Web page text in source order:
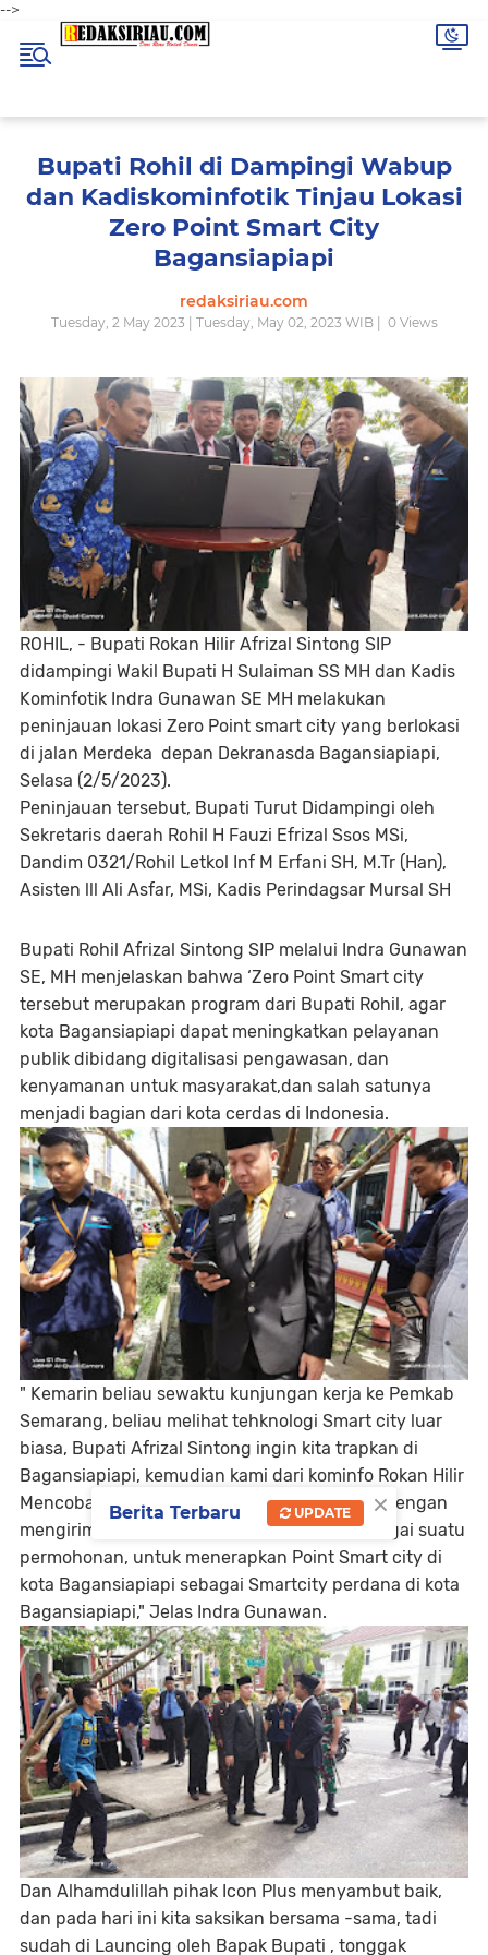
-->
Bupati Rohil di Dampingi Wabup
dan Kadiskominfotik Tinjau Lokasi
Zero Point Smart City
Bagansiapiapi
redaksiriau.com
Tuesday, 2 May 2023 | Tuesday, May 02, 2023 WIB | 0Views
ROHIL, - Bupati Rokan Hilir Afrizal Sintong SIP
didampingi Wakil Bupati H Sulaiman SS MH dan Kadis
Kominfotik Indra Gunawan SE MH melakukan
peninjauan lokasi Zero Point smart city yang berlokasi
di jalan Merdeka depan Dekranasda Bagansiapiapi,
Selasa (2/5/2023).
Peninjauan tersebut, Bupati Turut Didampingi oleh
Sekretaris daerah Rohil H Fauzi Efrizal Ssos MSi,
Dandim 0321/Rohil Letkol Inf M Erfani SH, M.Tr (Han),
Asisten lll Ali Asfar, MSi, Kadis Perindagsar Mursal SH
Bupati Rohil Afrizal Sintong SIP melalui Indra Gunawan
SE, MH menjelaskan bahwa ‘Zero Point Smart city
tersebut merupakan program dari Bupati Rohil, agar
kota Bagansiapiapi dapat meningkatkan pelayanan
publik dibidang digitalisasi pengawasan, dan
kenyamanan untuk masyarakat,dan salah satunya
menjadi bagian dari kota cerdas di Indonesia.
" Kemarin beliau sewaktu kunjungan kerja ke Pemkab
Semarang, beliau melihat tehknologi Smart city luar
biasa, Bupati Afrizal Sintong ingin kita trapkan di
Bagansiapiapi, kemudian kami dari kominfo Rokan Hilir
Mencoba menghubungi pihak PLN Icon Plus dengan
mengirimkankan surat kepada lcon plus sebagai suatu
permohonan, untuk menerapkan Point Smart city di
kota Bagansiapiapi sebagai Smartcity perdana di kota
Bagansiapiapi," Jelas Indra Gunawan.
Dan Alhamdulillah pihak Icon Plus menyambut baik,
dan pada hari ini kita saksikan bersama -sama, tadi
sudah di Launcing oleh Bapak Bupati , tonggak
×
Berita Terbaru UPDATE